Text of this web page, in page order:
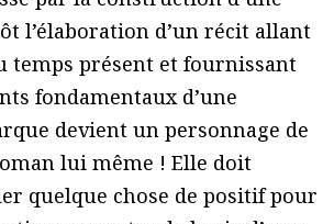
l’élaboration d’un récit allant
temps présent et fournissant
fondamentaux d’une
devient un personnage de
lui même ! Elle doit
quelque chose de positif pour